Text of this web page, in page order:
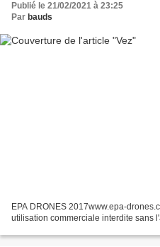
Publié le 21/02/2021 à 23:25
Par bauds
EPA DRONES 2017www.epa-
utilisation commerciale interdite sans